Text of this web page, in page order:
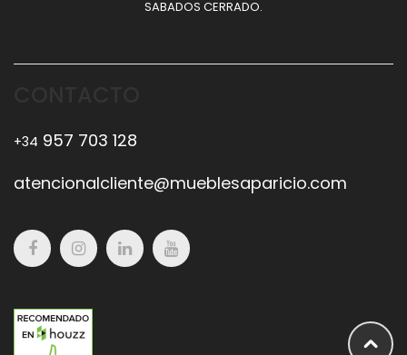
SABADOS CERRADO.
+34 957 703 128
atencionalcliente@mueblesaparicio.com